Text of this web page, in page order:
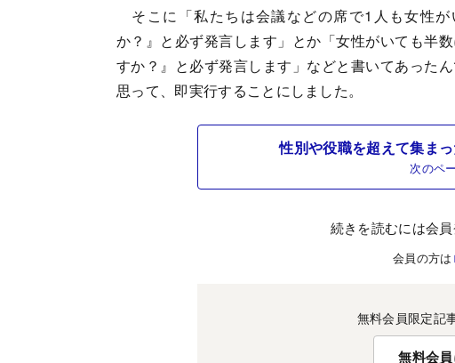
そこに「私たちは会議などの席で1人も女性
か？』と必ず発言します」とか「女性がいても半
すか？』と必ず発言します」などと書いてあった
思って、即実行することにしました。
性別や役職を超えて集ま
次のペ
続きを読むには会員
会員の方は
無料会員限定記
無料会